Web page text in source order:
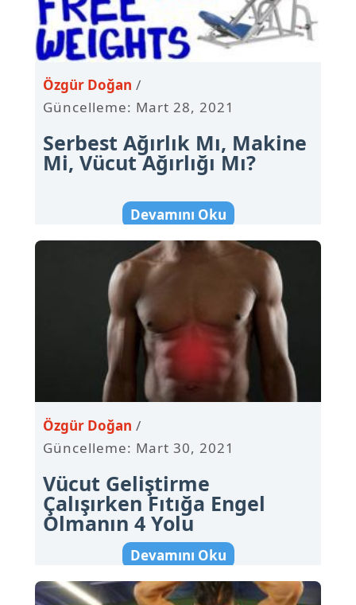
Serbest Ağırlık Mı, Makine
Mi, Vücut Ağırlığı Mı?
Güncelleme: Mart 28, 2021
Özgür Doğan
Devamını Oku
Vücut Geliştirme
Çalışırken Fıtığa Engel
Olmanın 4 Yolu
Güncelleme: Mart 30, 2021
Özgür Doğan
Devamını Oku